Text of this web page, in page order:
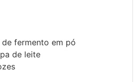
de fermento em pó
de leite